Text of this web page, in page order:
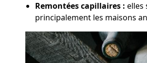
Remontées capillaires : elles
principalement les maisons